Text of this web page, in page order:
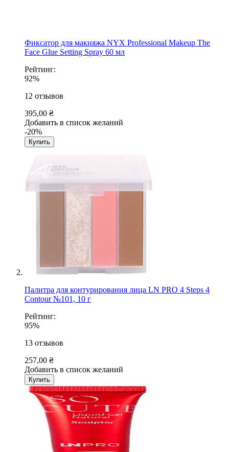
Фиксатор для макияжа NYX Professional Makeup The
Face Glue Setting Spray 60 мл
Рейтинг:
92%
12 отзывов
395,00 ₴
Добавить в список желаний
-20%
Купить
Палитра для контурирования лица LN PRO 4 Steps 4
Contour №101, 10 г
Рейтинг:
95%
13 отзывов
257,00 ₴
Добавить в список желаний
Купить